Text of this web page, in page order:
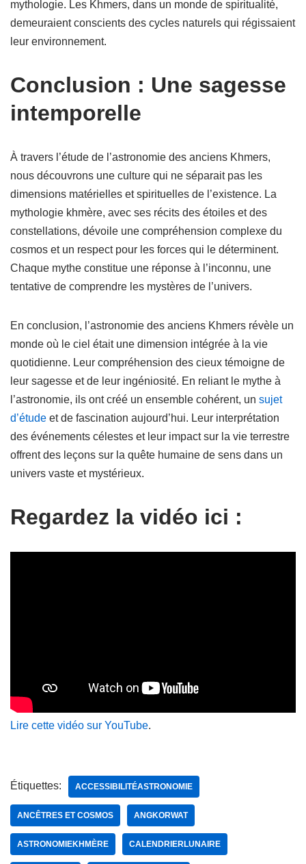
mythologie. Les Khmers, dans un monde de spiritualité,
demeuraient conscients des cycles naturels qui régissaient
leur environnement.
Conclusion : Une sagesse
intemporelle
À travers l’étude de l’astronomie des anciens Khmers,
nous découvrons une culture qui ne séparait pas les
dimensions matérielles et spirituelles de l’existence. La
mythologie khmère, avec ses récits des étoiles et des
constellations, dévoile une compréhension complexe du
cosmos et un respect pour les forces qui le déterminent.
Chaque mythe constitue une réponse à l’inconnu, une
tentative de comprendre les mystères de l’univers.
En conclusion, l’astronomie des anciens Khmers révèle un
monde où le ciel était une dimension intégrée à la vie
quotidienne. Leur compréhension des cieux témoigne de
leur sagesse et de leur ingéniosité. En reliant le mythe à
l’astronomie, ils ont créé un ensemble cohérent, un sujet
d’étude et de fascination aujourd’hui. Leur interprétation
des événements célestes et leur impact sur la vie terrestre
offrent des leçons sur la quête humaine de sens dans un
univers vaste et mystérieux.
Regardez la vidéo ici :
Lire cette vidéo sur YouTube.
Étiquettes: ACCESSIBILITÉASTRONOMIE
ANCÊTRES ET COSMOS ANGKORWAT
ASTRONOMIEKHMÈRE CALENDRIERLUNAIRE